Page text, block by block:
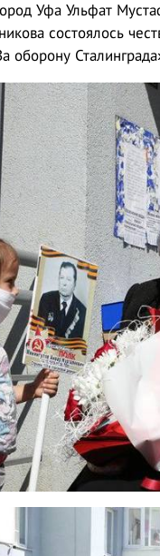
Уфа Ульфат
состоялось
оборону